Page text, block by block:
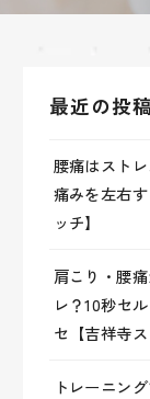
最近の投稿
腰痛はスト
痛みを左右
ッチ】
肩こり・腰
レ？10秒セ
セ【吉祥寺ス
トレーニン